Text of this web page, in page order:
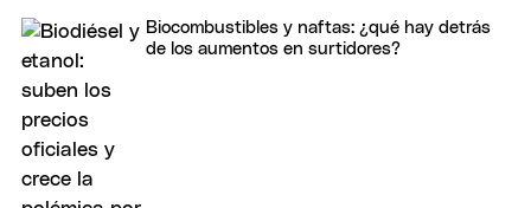
Biocombustibles y naftas: ¿qué hay detrás
de los aumentos en surtidores?